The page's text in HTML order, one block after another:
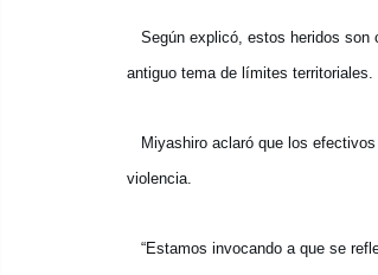
Según explicó, estos heridos son
antiguo tema de límites territoriales.
Miyashiro aclaró que los
violencia.
“Estamos invocando a que se